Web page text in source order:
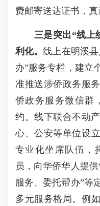
费邮寄送达证书，真
三是突出“线上
利化。线上在明溪
办”服务专栏，建立
准推送涉侨政务服
侨政务服务微信群
约。线下联合不动
心、公安等单位设
专业化坐席队伍，
员，向华侨华人提
服务、委托帮办”等
多元服务格局。例